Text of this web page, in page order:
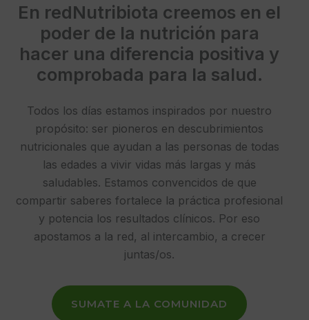
En redNutribiota creemos en el
poder de la nutrición para
hacer una diferencia positiva y
comprobada para la salud.
Todos los días estamos inspirados por nuestro
propósito: ser pioneros en descubrimientos
nutricionales que ayudan a las personas de todas
las edades a vivir vidas más largas y más
saludables. Estamos convencidos de que
compartir saberes fortalece la práctica profesional
y potencia los resultados clínicos. Por eso
apostamos a la red, al intercambio, a crecer
juntas/os.
SUMATE A LA COMUNIDAD